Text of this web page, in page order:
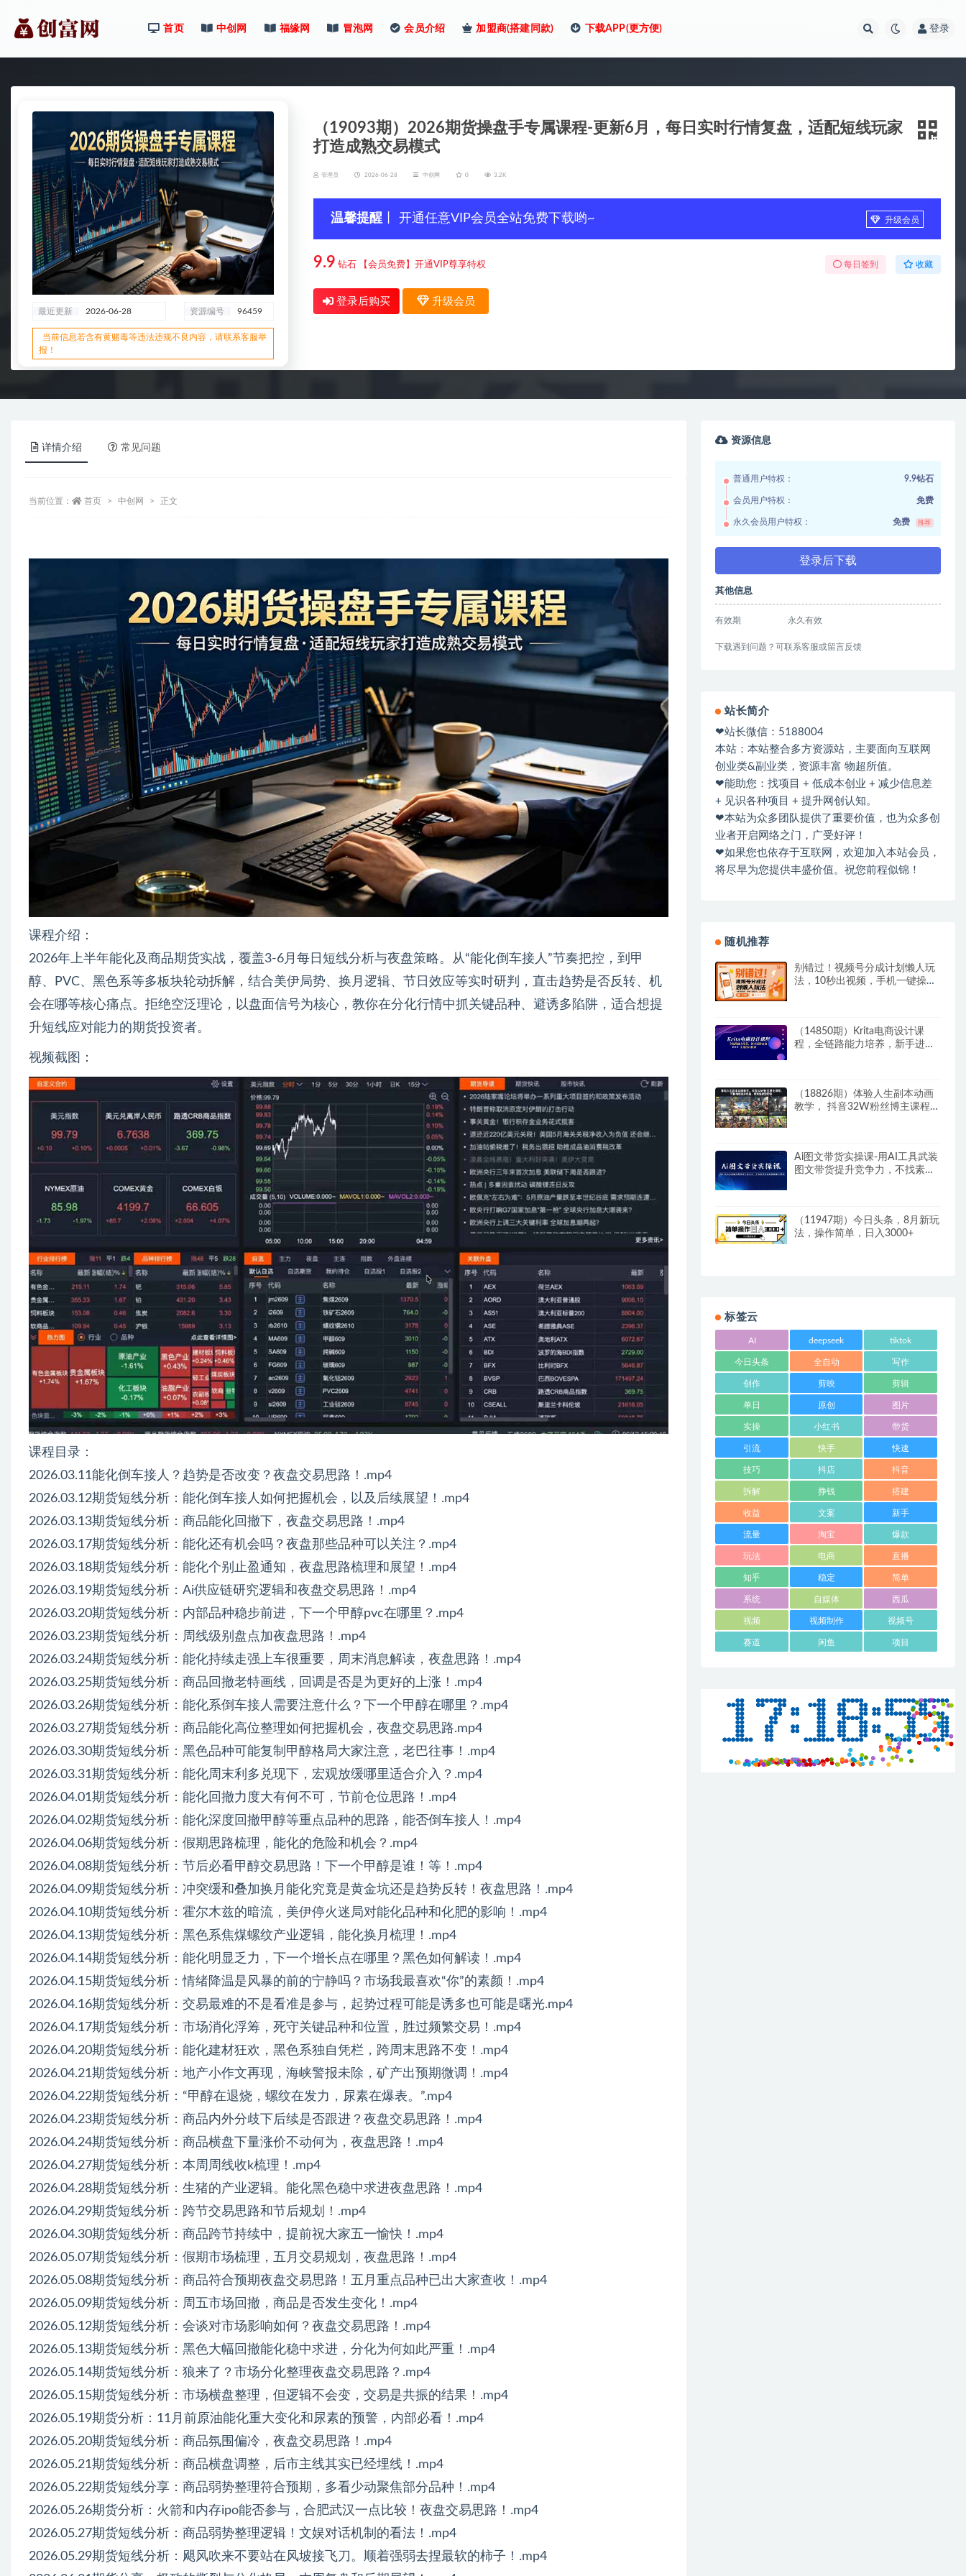
首页 中创网 福缘网 冒泡网 会员介绍 加盟商(搭建同款) 下载APP(更方便) 登录
最近更新 2026-06-28 资源编号 96459
当前信息若含有黄赌毒等违法违规不良内容，请联系客服举
报！
（19093期）2026期货操盘手专属课程-更新6月，每日实时行情复盘，适配短线玩家
打造成熟交易模式
管理员 2026-06-28 中创网 0 3.2K
温馨提醒 丨 开通任意VIP会员全站免费下载哟~ 升级会员
9.9 钻石 【会员免费】开通VIP尊享特权 每日签到 收藏
登录后购买 升级会员
详情介绍 常见问题
当前位置： 首页 中创网 正文
课程介绍：
2026年上半年能化及商品期货实战，覆盖3-6月每日短线分析与夜盘策略。从“能化倒车接人”节奏把控，到甲
醇、PVC、黑色系等多板块轮动拆解，结合美伊局势、换月逻辑、节日效应等实时研判，直击趋势是否反转、机
会在哪等核心痛点。拒绝空泛理论，以盘面信号为核心，教你在分化行情中抓关键品种、避诱多陷阱，适合想提
升短线应对能力的期货投资者。
视频截图：
课程目录：
2026.03.11能化倒车接人？趋势是否改变？夜盘交易思路！.mp4
2026.03.12期货短线分析：能化倒车接人如何把握机会，以及后续展望！.mp4
2026.03.13期货短线分析：商品能化回撤下，夜盘交易思路！.mp4
2026.03.17期货短线分析：能化还有机会吗？夜盘那些品种可以关注？.mp4
2026.03.18期货短线分析：能化个别止盈通知，夜盘思路梳理和展望！.mp4
2026.03.19期货短线分析：Ai供应链研究逻辑和夜盘交易思路！.mp4
2026.03.20期货短线分析：内部品种稳步前进，下一个甲醇pvc在哪里？.mp4
2026.03.23期货短线分析：周线级别盘点加夜盘思路！.mp4
2026.03.24期货短线分析：能化持续走强上车很重要，周末消息解读，夜盘思路！.mp4
2026.03.25期货短线分析：商品回撤老特画线，回调是否是为更好的上涨！.mp4
2026.03.26期货短线分析：能化系倒车接人需要注意什么？下一个甲醇在哪里？.mp4
2026.03.27期货短线分析：商品能化高位整理如何把握机会，夜盘交易思路.mp4
2026.03.30期货短线分析：黑色品种可能复制甲醇格局大家注意，老巴往事！.mp4
2026.03.31期货短线分析：能化周末利多兑现下，宏观放缓哪里适合介入？.mp4
2026.04.01期货短线分析：能化回撤力度大有何不可，节前仓位思路！.mp4
2026.04.02期货短线分析：能化深度回撤甲醇等重点品种的思路，能否倒车接人！.mp4
2026.04.06期货短线分析：假期思路梳理，能化的危险和机会？.mp4
2026.04.08期货短线分析：节后必看甲醇交易思路！下一个甲醇是谁！等！.mp4
2026.04.09期货短线分析：冲突缓和叠加换月能化究竟是黄金坑还是趋势反转！夜盘思路！.mp4
2026.04.10期货短线分析：霍尔木兹的暗流，美伊停火迷局对能化品种和化肥的影响！.mp4
2026.04.13期货短线分析：黑色系焦煤螺纹产业逻辑，能化换月梳理！.mp4
2026.04.14期货短线分析：能化明显乏力，下一个增长点在哪里？黑色如何解读！.mp4
2026.04.15期货短线分析：情绪降温是风暴的前的宁静吗？市场我最喜欢“你”的素颜！.mp4
2026.04.16期货短线分析：交易最难的不是看准是参与，起势过程可能是诱多也可能是曙光.mp4
2026.04.17期货短线分析：市场消化浮筹，死守关键品种和位置，胜过频繁交易！.mp4
2026.04.20期货短线分析：能化建材狂欢，黑色系独自凭栏，跨周末思路不变！.mp4
2026.04.21期货短线分析：地产小作文再现，海峡警报未除，矿产出预期微调！.mp4
2026.04.22期货短线分析：“甲醇在退烧，螺纹在发力，尿素在爆表。”.mp4
2026.04.23期货短线分析：商品内外分歧下后续是否跟进？夜盘交易思路！.mp4
2026.04.24期货短线分析：商品横盘下量涨价不动何为，夜盘思路！.mp4
2026.04.27期货短线分析：本周周线收k梳理！.mp4
2026.04.28期货短线分析：生猪的产业逻辑。能化黑色稳中求进夜盘思路！.mp4
2026.04.29期货短线分析：跨节交易思路和节后规划！.mp4
2026.04.30期货短线分析：商品跨节持续中，提前祝大家五一愉快！.mp4
2026.05.07期货短线分析：假期市场梳理，五月交易规划，夜盘思路！.mp4
2026.05.08期货短线分析：商品符合预期夜盘交易思路！五月重点品种已出大家查收！.mp4
2026.05.09期货短线分析：周五市场回撤，商品是否发生变化！.mp4
2026.05.12期货短线分析：会谈对市场影响如何？夜盘交易思路！.mp4
2026.05.13期货短线分析：黑色大幅回撤能化稳中求进，分化为何如此严重！.mp4
2026.05.14期货短线分析：狼来了？市场分化整理夜盘交易思路？.mp4
2026.05.15期货短线分析：市场横盘整理，但逻辑不会变，交易是共振的结果！.mp4
2026.05.19期货分析：11月前原油能化重大变化和尿素的预警，内部必看！.mp4
2026.05.20期货短线分析：商品氛围偏冷，夜盘交易思路！.mp4
2026.05.21期货短线分析：商品横盘调整，后市主线其实已经埋线！.mp4
2026.05.22期货短线分享：商品弱势整理符合预期，多看少动聚焦部分品种！.mp4
2026.05.26期货分析：火箭和内存ipo能否参与，合肥武汉一点比较！夜盘交易思路！.mp4
2026.05.27期货短线分析：商品弱势整理逻辑！文娱对话机制的看法！.mp4
2026.05.29期货短线分析：飓风吹来不要站在风坡接飞刀。顺着强弱去捏最软的柿子！.mp4
资源信息
普通用户特权： 9.9钻石
会员用户特权： 免费
永久会员用户特权： 免费 推荐
登录后下载
其他信息
有效期 永久有效
下载遇到问题？可联系客服或留言反馈
站长简介
❤站长微信：5188004
本站：本站整合多方资源站，主要面向互联网
创业类&副业类，资源丰富 物超所值。
❤能助您：找项目 + 低成本创业 + 减少信息差
+ 见识各种项目 + 提升网创认知。
❤本站为众多团队提供了重要价值，也为众多创
业者开启网络之门，广受好评！
❤如果您也依存于互联网，欢迎加入本站会员，
将尽早为您提供丰盛价值。祝您前程似锦！
随机推荐
别错过！视频号分成计划懒人玩
法，10秒出视频，手机一键操
（14850期）Krita电商设计课
程，全链路能力培养，新手进阶
（18826期）体验人生副本动画
教学， 抖音32W粉丝博主课程，
Ai图文带货实操课-用AI工具武装
图文带货提升竞争力，不找素材
（11947期）今日头条，8月新玩
法，操作简单，日入3000+
标签云
AI deepseek tiktok
今日头条 全自动 写作
创作 剪映 剪辑
单日 原创 图片
实操 小红书 带货
引流 快手 快速
技巧 抖店 抖音
拆解 挣钱 搭建
收益 文案 新手
流量 淘宝 爆款
玩法 电商 直播
知乎 稳定 简单
系统 自媒体 西瓜
视频 视频制作 视频号
赛道 闲鱼 项目